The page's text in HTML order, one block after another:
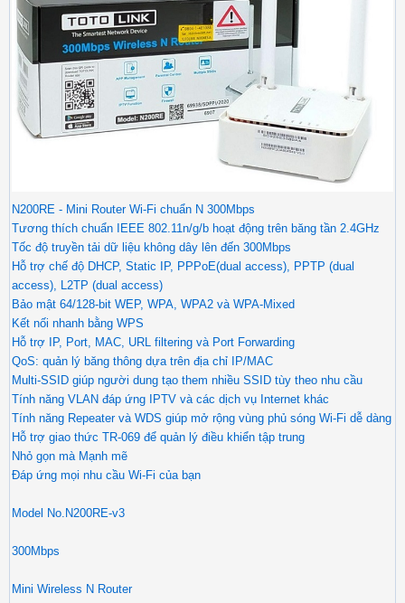
N200RE - Mini Router Wi-Fi chuẩn N 300Mbps
Tương thích chuẩn IEEE 802.11n/g/b hoạt động trên băng tần 2.4GHz
Tốc độ truyền tải dữ liệu không dây lên đến 300Mbps
Hỗ trợ chế độ DHCP, Static IP, PPPoE(dual access), PPTP (dual
access), L2TP (dual access)
Bảo mật 64/128-bit WEP, WPA, WPA2 và WPA-Mixed
Kết nối nhanh bằng WPS
Hỗ trợ IP, Port, MAC, URL filtering và Port Forwarding
QoS: quản lý băng thông dựa trên địa chỉ IP/MAC
Multi-SSID giúp người dung tạo them nhiều SSID tùy theo nhu cầu
Tính năng VLAN đáp ứng IPTV và các dịch vụ Internet khác
Tính năng Repeater và WDS giúp mở rộng vùng phủ sóng Wi-Fi dễ dàng
Hỗ trợ giao thức TR-069 để quản lý điều khiển tập trung
Nhỏ gọn mà Mạnh mẽ
Đáp ứng mọi nhu cầu Wi-Fi của bạn
Model No.N200RE-v3
300Mbps
Mini Wireless N Router